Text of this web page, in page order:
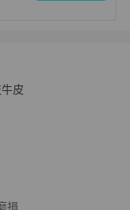
荔枝牛皮
皮
損